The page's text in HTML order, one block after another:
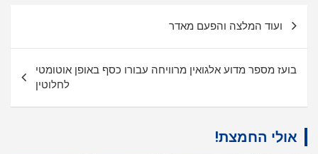
ועוד המלצה והפעם מאדר
בועז מספר מדוע אלגואין מרוויחה עבורו כסף באופן אוטומטי
לחלוטין
אולי החמצת!